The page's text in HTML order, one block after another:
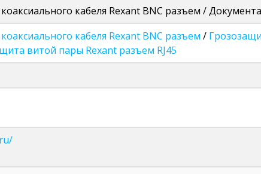
кабеля Rexant BNC разъем /
кабеля Rexant BNC разъем /
витой пары Rexant разъем RJ45